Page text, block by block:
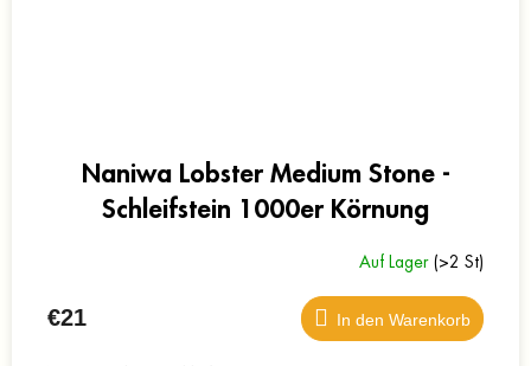
Naniwa Lobster Medium Stone -
Schleifstein 1000er Körnung
Auf Lager (>2 St)
€21 In den Warenkorb